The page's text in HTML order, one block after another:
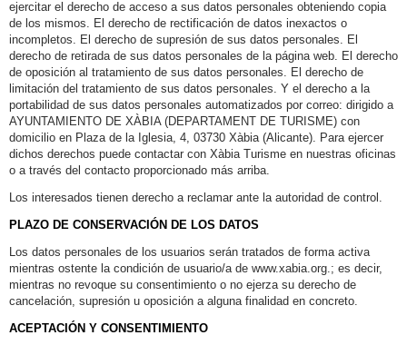
ejercitar el derecho de acceso a sus datos personales obteniendo copia
de los mismos. El derecho de rectificación de datos inexactos o
incompletos. El derecho de supresión de sus datos personales. El
derecho de retirada de sus datos personales de la página web. El derecho
de oposición al tratamiento de sus datos personales. El derecho de
limitación del tratamiento de sus datos personales. Y el derecho a la
portabilidad de sus datos personales automatizados por correo: dirigido a
AYUNTAMIENTO DE XÀBIA (DEPARTAMENT DE TURISME) con
domicilio en Plaza de la Iglesia, 4, 03730 Xàbia (Alicante). Para ejercer
dichos derechos puede contactar con Xàbia Turisme en nuestras oficinas
o a través del contacto proporcionado más arriba.
Los interesados tienen derecho a reclamar ante la autoridad de control.
PLAZO DE CONSERVACIÓN DE LOS DATOS
Los datos personales de los usuarios serán tratados de forma activa
mientras ostente la condición de usuario/a de www.xabia.org.; es decir,
mientras no revoque su consentimiento o no ejerza su derecho de
cancelación, supresión u oposición a alguna finalidad en concreto.
ACEPTACIÓN Y CONSENTIMIENTO